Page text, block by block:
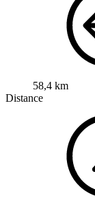
58,4 km
Distance